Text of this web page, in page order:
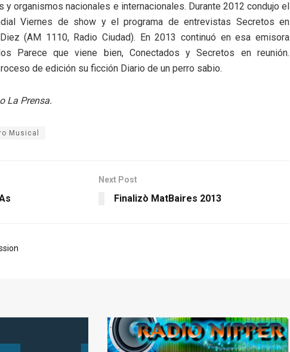
y organismos nacionales e internacionales. Durante 2012 condujo el
Viernes de show y el programa de entrevistas Secretos en
(AM 1110, Radio Ciudad). En 2013 continuó en esa emisora
Parece que viene bien, Conectados y Secretos en reunión.
de edición su ficción Diario de un perro sabio.
La Prensa.
Musical
Next Post
Finalizò MatBaires 2013